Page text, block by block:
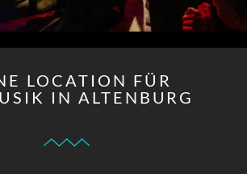
LOCATION FÜR
IN ALTENBURG